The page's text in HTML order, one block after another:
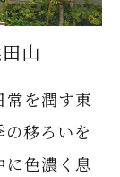
山
常を潤す東
移ろいを
に色濃く息